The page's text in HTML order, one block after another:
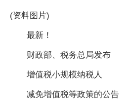
(资料图片)
最新！
财政部、税务总局发布
增值税小规模纳税人
减免增值税等政策的公告